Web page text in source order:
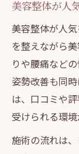
美容整体が人
美容整体が人
を整えながら
りや腰痛など
姿勢改善も同
は、口コミや
受けられる環境
施術の流れは